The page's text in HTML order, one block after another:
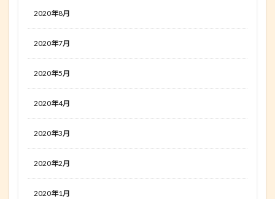
2020年8月
2020年7月
2020年5月
2020年4月
2020年3月
2020年2月
2020年1月